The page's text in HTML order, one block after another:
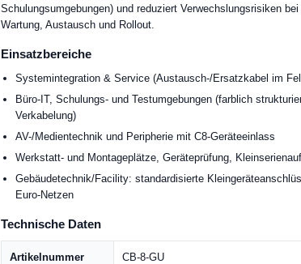
Schulungsumgebungen) und reduziert Verwechslungsrisiken bei
Wartung, Austausch und Rollout.
Einsatzbereiche
Systemintegration & Service (Austausch-/Ersatzkabel im
Büro-IT, Schulungs- und Testumgebungen (farblich
Verkabelung)
AV-/Medientechnik und Peripherie mit C8-Geräteeinlass
Werkstatt- und Montageplätze, Geräteprüfung,
Gebäudetechnik/Facility: standardisierte
Euro-Netzen
Technische Daten
Artikelnummer CB-8-GU